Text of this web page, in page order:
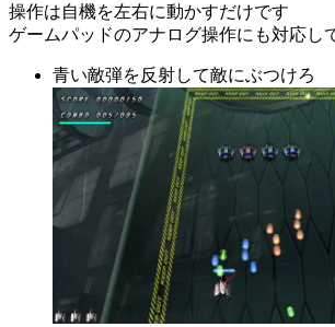
操作は自機を左右に動かすだけです
ゲームパッドのアナログ操作にも対応し
青い敵弾を反射して敵にぶつけろ